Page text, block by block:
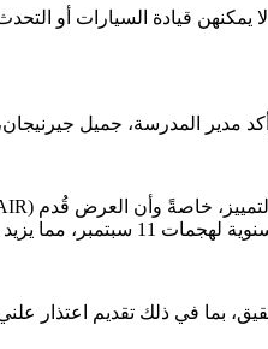
قيادة السيارات أو
بما في ذلك تقديم